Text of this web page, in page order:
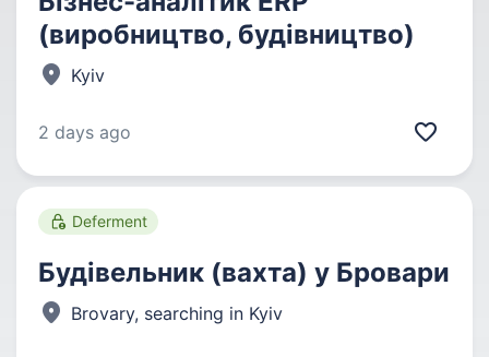
(виробництво, будівництво)
Kyiv
2 days ago
Deferment
Будівельник (вахта) у Бровари
Brovary, searching in Kyiv